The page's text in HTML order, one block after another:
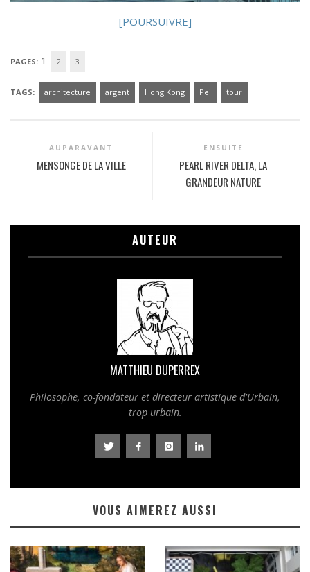
[POURSUIVRE]
PAGES: 1 2 3
TAGS: architecture argent Hong Kong Pei tour
AUPARAVANT
MENSONGE DE LA VILLE
ENSUITE
PEARL RIVER DELTA, LA
GRANDEUR NATURE
AUTEUR
MATTHIEU DUPERREX
Philosophe, co-fondateur et directeur artistique d'Urbain,
trop urbain.
VOUS AIMEREZ AUSSI